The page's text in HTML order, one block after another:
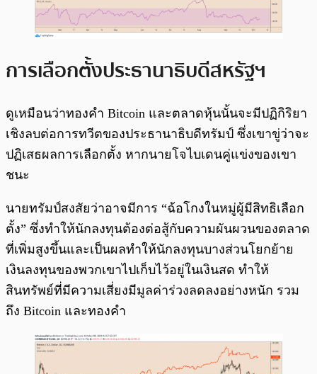
การเลือกตั้งประธานาธิบดีสหรัฐฯ
ดูเหมือนว่าทองคำ Bitcoin และตลาดหุ้นนั้นจะมีปฏิกิริยา
เชิงลบต่อการทวีตของประธานาธิบดีทรัมป์ ซึ่งเขาขู่ว่าจะ
ปฏิเสธผลการเลือกตั้ง หากนายโจไบเดนคู่แข่งของเขา
ชนะ
นายทรัมป์สงสัยว่าอาจมีการ “ฉ้อโกงในหมู่ผู้มีสิทธิเลือก
ตั้ง” ซึ่งทำให้นักลงทุนต้องต่อสู้กับความผันผวนของตลาด
ที่เพิ่มสูงขึ้นและเป็นผลทำให้นักลงทุนบางส่วนโยกย้าย
เงินลงทุนของพวกเขาไปเก็บไว้อยู่ในเงินสด ทำให้
สินทรัพย์ที่มีความเสี่ยงมีมูลค่าร่วงลดลงอย่างหนัก รวม
ถึง Bitcoin และทองคำ